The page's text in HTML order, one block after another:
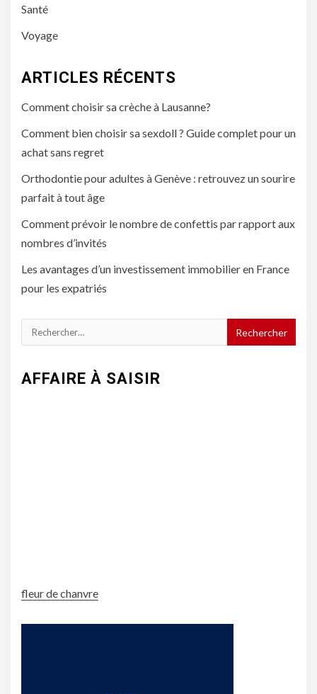
Santé
Voyage
ARTICLES RÉCENTS
Comment choisir sa crèche à Lausanne?
Comment bien choisir sa sexdoll ? Guide complet pour un
achat sans regret
Orthodontie pour adultes à Genève : retrouvez un sourire
parfait à tout âge
Comment prévoir le nombre de confettis par rapport aux
nombres d’invités
Les avantages d’un investissement immobilier en France
pour les expatriés
Rechercher :
AFFAIRE À SAISIR
fleur de chanvre